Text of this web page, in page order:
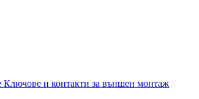
Ключове и контакти за външен монтаж